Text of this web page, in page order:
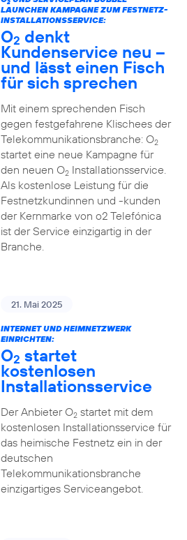
2
LAUNCHEN KAMPAGNE ZUM FESTNETZ-
INSTALLATIONSSERVICE:
O2 denkt
Kundenservice neu –
und lässt einen Fisch
für sich sprechen
Mit einem sprechenden Fisch
gegen festgefahrene Klischees der
Telekommunikationsbranche: O2
startet eine neue Kampagne für
den neuen O2Installationsservice.
Als kostenlose Leistung für die
Festnetzkundinnen und -kunden
der Kernmarke von o2 Telefónica
ist der Service einzigartig in der
Branche.
21. Mai 2025
INTERNET UND HEIMNETZWERK
EINRICHTEN:
O2 startet
kostenlosen
Installationsservice
Der Anbieter O2startet mit dem
kostenlosen Installationsservice für
das heimische Festnetz ein in der
deutschen
Telekommunikationsbranche
einzigartiges Serviceangebot.